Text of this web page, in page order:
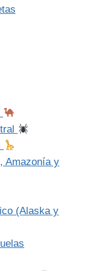
Amazonía y
(Alaska y